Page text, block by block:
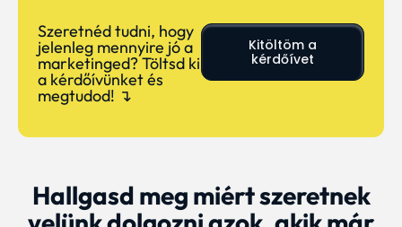
Szeretnéd tudni, hogy
jelenleg mennyire jó a
marketinged? Töltsd ki
a kérdőívünket és
megtudod! ↴
Kitöltöm a
kérdőívet
Hallgasd meg miért szeretnek